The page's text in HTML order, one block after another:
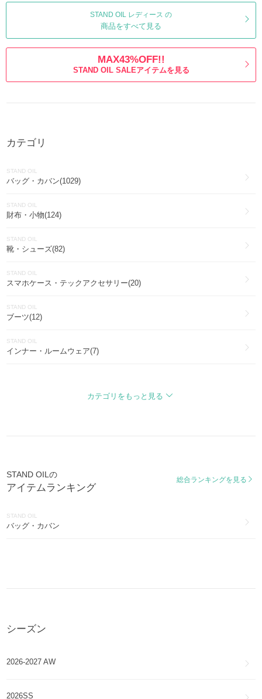
STAND OIL レディース の
商品をすべて見る
MAX43%OFF!!
STAND OIL SALEアイテムを見る
カテゴリ
STAND OIL
バッグ・カバン(1029)
STAND OIL
財布・小物(124)
STAND OIL
靴・シューズ(82)
STAND OIL
スマホケース・テックアクセサリー(20)
STAND OIL
ブーツ(12)
STAND OIL
インナー・ルームウェア(7)
STAND OIL
アイウェア(5)
カテゴリをもっと見る
STAND OILの
アイテムランキング
総合ランキングを見る
STAND OIL
バッグ・カバン
シーズン
2026-2027 AW
2026SS